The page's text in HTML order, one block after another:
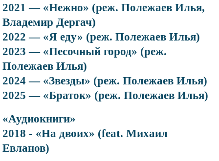
2021 — «Нежно» (реж. Полежаев Илья,
Владемир Дергач)
2022 — «Я еду» (реж. Полежаев Илья)
2023 — «Песочный город» (реж.
Полежаев Илья)
2024 — «Звезды» (реж. Полежаев Илья)
2025 — «Браток» (реж. Полежаев Илья)
«Аудиокниги»
2018 - «На двоих» (feat. Михаил
Евланов)